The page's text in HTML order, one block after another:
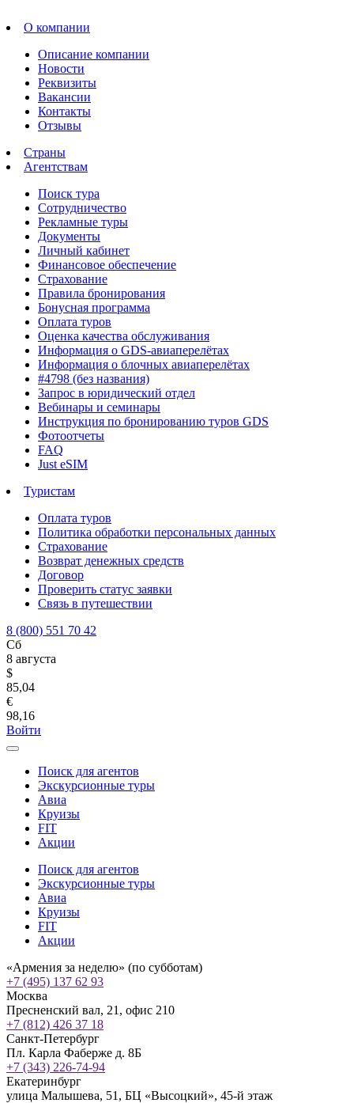
О компании
Описание компании
Новости
Реквизиты
Вакансии
Контакты
Отзывы
Страны
Агентствам
Поиск тура
Сотрудничество
Рекламные туры
Документы
Личный кабинет
Финансовое обеспечение
Страхование
Правила бронирования
Бонусная программа
Оплата туров
Оценка качества обслуживания
Информация о GDS-авиаперелётах
Информация о блочных авиаперелётах
#4798 (без названия)
Запрос в юридический отдел
Вебинары и семинары
Инструкция по бронированию туров GDS
Фотоотчеты
FAQ
Just eSIM
Туристам
Оплата туров
Политика обработки персональных данных
Страхование
Возврат денежных средств
Договор
Проверить статус заявки
Связь в путешествии
8 (800) 551 70 42
Сб
8 августа
$
85,04
€
98,16
Войти
Поиск для агентов
Экскурсионные туры
Авиа
Круизы
FIT
Акции
Поиск для агентов
Экскурсионные туры
Авиа
Круизы
FIT
Акции
«Армения за неделю» (по субботам)
+7 (495) 137 62 93
Москва
Пресненский вал, 21, офис 210
+7 (812) 426 37 18
Санкт-Петербург
Пл. Карла Фаберже д. 8Б
+7 (343) 226-74-94
Екатеринбург
улица Малышева, 51, БЦ «Высоцкий», 45-й этаж